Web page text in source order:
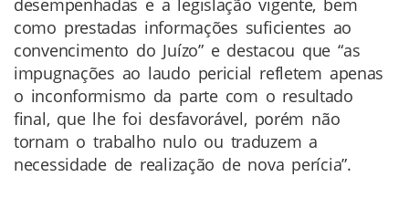
como prestadas informações suficientes ao
convencimento do Juízo” e destacou que “as
impugnações ao laudo pericial refletem apenas
o inconformismo da parte com o resultado
final, que lhe foi desfavorável, porém não
tornam o trabalho nulo ou traduzem a
necessidade de realização de nova perícia”.